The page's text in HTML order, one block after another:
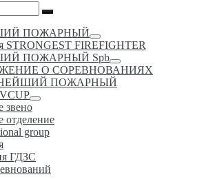
Поиск
…
ПОЖАРНЫЙ
STRONGEST FIREFIGHTER
ПОЖАРНЫЙ Spb
О СОРЕВНОВАНИЯХ
ПОЖАРНЫЙ
звено
отделение
group
ГДЗС